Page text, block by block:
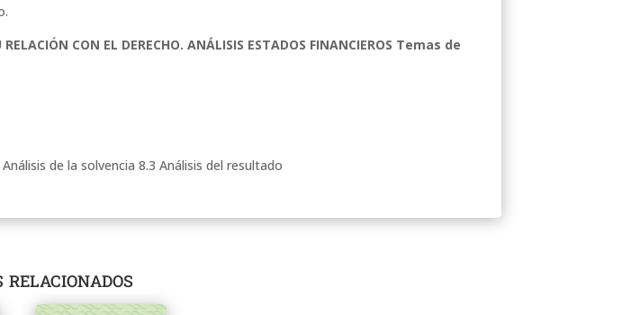
CON EL DERECHO. ANÁLISIS ESTADOS FINANCIEROS Temas de
de la solvencia 8.3 Análisis del resultado